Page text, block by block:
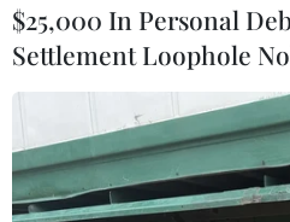
$25,000 In Personal
Settlement Loophole